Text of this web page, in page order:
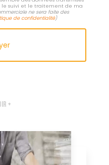
suivi et le traitement de ma
ne sera faite des
de confidentialité)
+